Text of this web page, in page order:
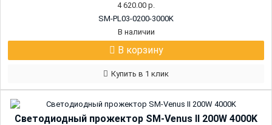
4 620.00 р.
SM-PL03-0200-3000K
В наличии
В корзину
Купить в 1 клик
Светодиодный прожектор SM-Venus II 200W 4000K